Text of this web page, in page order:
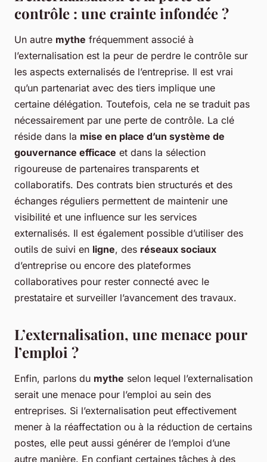
contrôle : une crainte infondée ?
Un autre mythe fréquemment associé à
l’externalisation est la peur de perdre le contrôle sur
les aspects externalisés de l’entreprise. Il est vrai
qu’un partenariat avec des tiers implique une
certaine délégation. Toutefois, cela ne se traduit pas
nécessairement par une perte de contrôle. La clé
réside dans la mise en place d’un système de
gouvernance efficace et dans la sélection
rigoureuse de partenaires transparents et
collaboratifs. Des contrats bien structurés et des
échanges réguliers permettent de maintenir une
visibilité et une influence sur les services
externalisés. Il est également possible d’utiliser des
outils de suivi en ligne, des réseaux sociaux
d’entreprise ou encore des plateformes
collaboratives pour rester connecté avec le
prestataire et surveiller l’avancement des travaux.
L’externalisation, une menace pour
l’emploi ?
Enfin, parlons du mythe selon lequel l’externalisation
serait une menace pour l’emploi au sein des
entreprises. Si l’externalisation peut effectivement
mener à la réaffectation ou à la réduction de certains
postes, elle peut aussi générer de l’emploi d’une
autre manière. En confiant certaines tâches à des